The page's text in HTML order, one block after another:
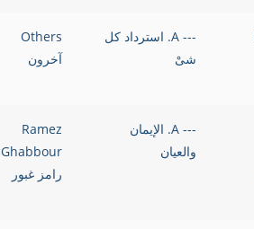
--- A. استرداد كل
شىْ
Others
آخرون
--- A. الإيمان
والعيان
Ramez
Ghabbour
رامز غبور